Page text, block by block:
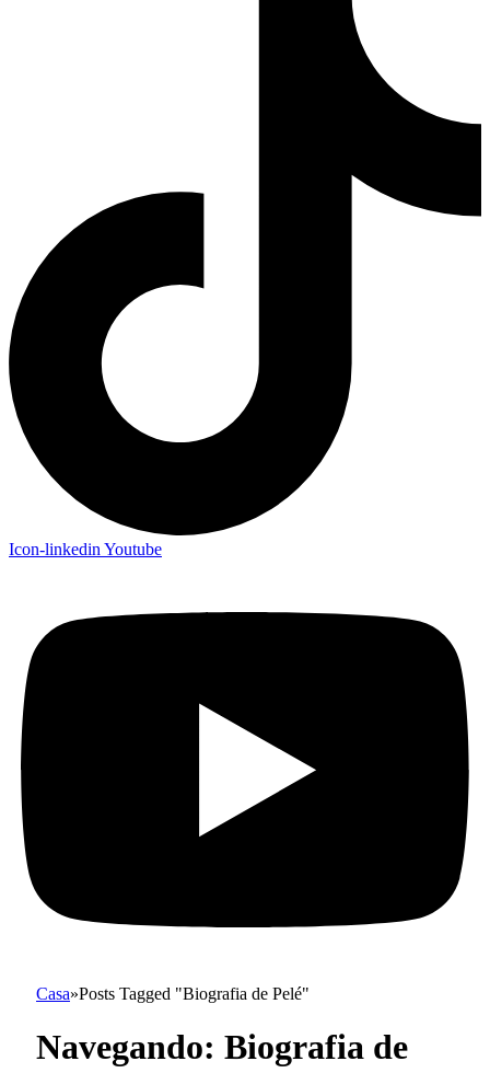
Icon-linkedin Youtube
Casa»Posts Tagged "Biografia de Pelé"
Navegando: Biografia de